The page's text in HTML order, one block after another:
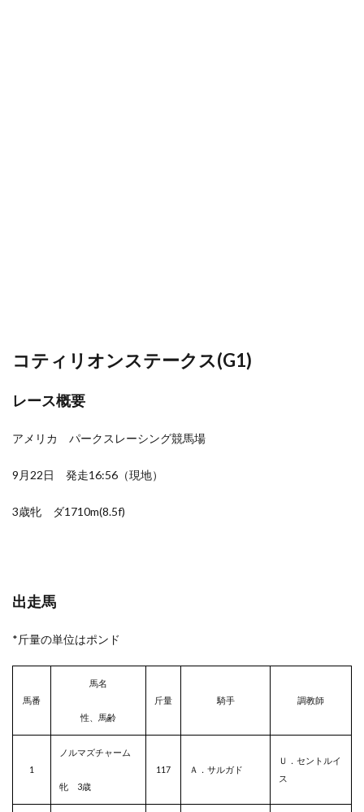
コティリオンステークス(G1)
レース概要
アメリカ パークスレーシング競馬場
9月22日 発走16:56（現地）
3歳牝 ダ1710m(8.5f)
出走馬
*斤量の単位はポンド
馬番
馬名
性、馬齢
斤量 騎手 調教師
1
ノルマズチャーム
牝 3歳
117 Ａ．サルガド
Ｕ．セントルイ
ス